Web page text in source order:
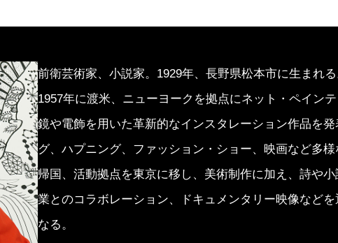
前衛芸術家、小説家。1929年、長野県松本市に生まれ
1957年に渡米、ニューヨークを拠点にネット・ペイン
鏡や電飾を用いた革新的なインスタレーション作品を
グ、ハプニング、ファッション・ショー、映画など多
帰国、活動拠点を東京に移し、美術制作に加え、詩や
業とのコラボレーション、ドキュメンタリー映像など
なる。